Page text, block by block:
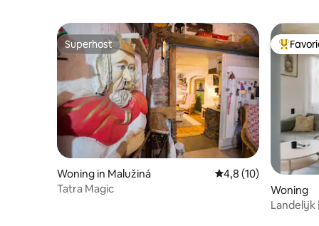
Superhost
Superhost
Woning in Malužiná Gemiddelde
4,8 (10)
Tatra Magic
Woning
Landelijk